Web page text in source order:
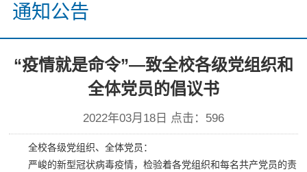
通知公告
“疫情就是命令”—致全校各级党组织和
全体党员的倡议书
2022年03月18日 点击： 596
全校各级党组织、全体党员：
严峻的新型冠状病毒疫情，检验着各党组织和每名共产党员的责